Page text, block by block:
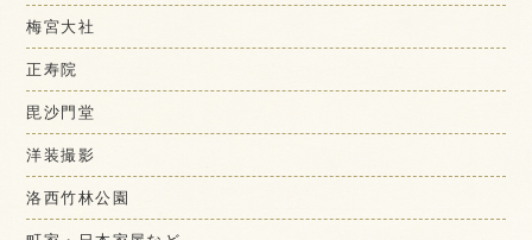
梅宮大社
正寿院
毘沙門堂
洋装撮影
洛西竹林公園